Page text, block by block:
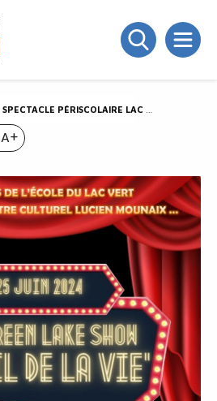
SPECTACLE PÉRISCOLAIRE LAC VERT
A+